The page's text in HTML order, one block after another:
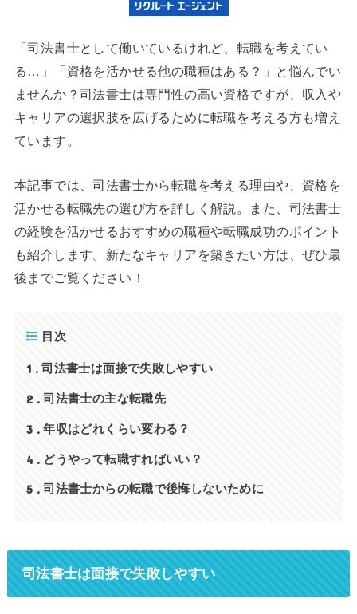
「司法書士として働いているけれど、転職を考えてい
る…」「資格を活かせる他の職種はある？」と悩んでい
ませんか？司法書士は専門性の高い資格ですが、収入や
キャリアの選択肢を広げるために転職を考える方も増え
ています。
本記事では、司法書士から転職を考える理由や、資格を
活かせる転職先の選び方を詳しく解説。また、司法書士
の経験を活かせるおすすめの職種や転職成功のポイント
も紹介します。新たなキャリアを築きたい方は、ぜひ最
後までご覧ください！
目次
1 司法書士は面接で失敗しやすい
2 司法書士の主な転職先
3 年収はどれくらい変わる？
4 どうやって転職すればいい？
5 司法書士からの転職で後悔しないために
司法書士は面接で失敗しやすい